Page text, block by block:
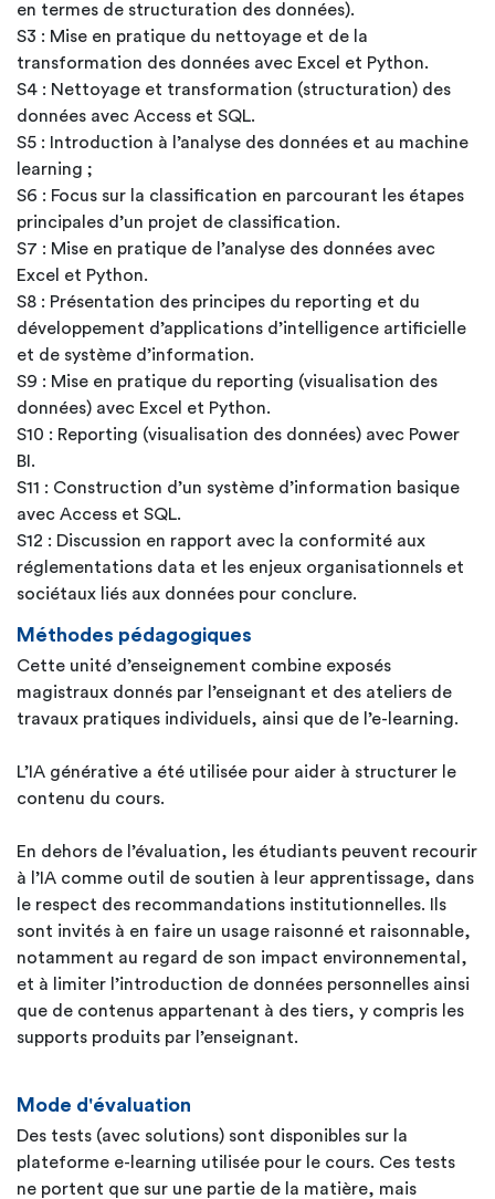
en termes de structuration des données).
S3 : Mise en pratique du nettoyage et de la
transformation des données avec Excel et Python.
S4 : Nettoyage et transformation (structuration) des
données avec Access et SQL.
S5 : Introduction à l’analyse des données et au machine
learning ;
S6 : Focus sur la classification en parcourant les étapes
principales d’un projet de classification.
S7 : Mise en pratique de l’analyse des données avec
Excel et Python.
S8 : Présentation des principes du reporting et du
développement d’applications d’intelligence artificielle
et de système d’information.
S9 : Mise en pratique du reporting (visualisation des
données) avec Excel et Python.
S10 : Reporting (visualisation des données) avec Power
BI.
S11 : Construction d’un système d’information basique
avec Access et SQL.
S12 : Discussion en rapport avec la conformité aux
réglementations data et les enjeux organisationnels et
sociétaux liés aux données pour conclure.
Méthodes pédagogiques
Cette unité d’enseignement combine exposés
magistraux donnés par l’enseignant et des ateliers de
travaux pratiques individuels, ainsi que de l’e-learning.
L’IA générative a été utilisée pour aider à structurer le
contenu du cours.
En dehors de l’évaluation, les étudiants peuvent recourir
à l’IA comme outil de soutien à leur apprentissage, dans
le respect des recommandations institutionnelles. Ils
sont invités à en faire un usage raisonné et raisonnable,
notamment au regard de son impact environnemental,
et à limiter l’introduction de données personnelles ainsi
que de contenus appartenant à des tiers, y compris les
supports produits par l’enseignant.
Mode d'évaluation
Des tests (avec solutions) sont disponibles sur la
plateforme e-learning utilisée pour le cours. Ces tests
ne portent que sur une partie de la matière, mais